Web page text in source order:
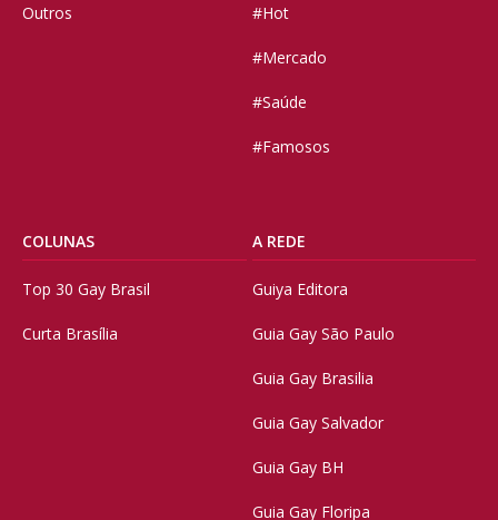
Outros #Hot
#Mercado
#Saúde
#Famosos
COLUNAS
Top 30 Gay Brasil
Curta Brasília
A REDE
Guiya Editora
Guia Gay São Paulo
Guia Gay Brasilia
Guia Gay Salvador
Guia Gay BH
Guia Gay Floripa